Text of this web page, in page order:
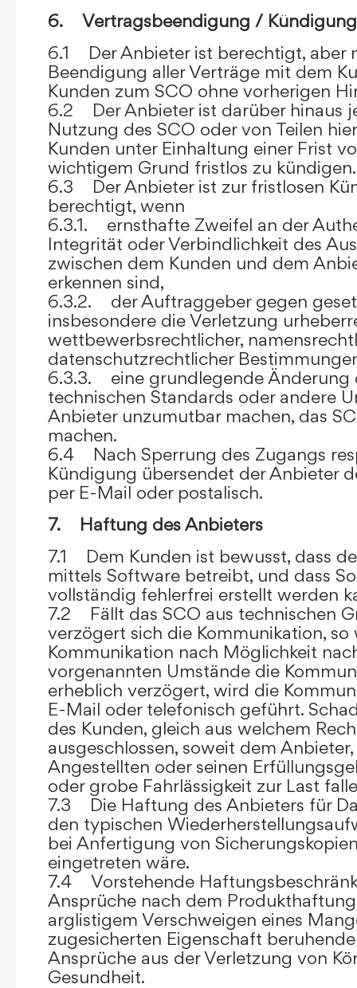
6. Vertragsbeendigung / Kündigung
6.1 Der Anbieter ist berechtigt, aber
Beendigung aller Verträge mit dem
Kunden zum SCO ohne vorherigen
6.2 Der Anbieter ist darüber hinaus
Nutzung des SCO oder von Teilen
Kunden unter Einhaltung einer Frist
wichtigem Grund fristlos zu kündigen.
6.3 Der Anbieter ist zur fristlosen
berechtigt, wenn
6.3.1. ernsthafte Zweifel an der
Integrität oder Verbindlichkeit des
zwischen dem Kunden und dem
erkennen sind,
6.3.2. der Auftraggeber gegen
insbesondere die Verletzung
wettbewerbsrechtlicher,
datenschutzrechtlicher
6.3.3. eine grundlegende Änderung
technischen Standards oder andere
Anbieter unzumutbar machen, das
machen.
6.4 Nach Sperrung des Zugangs
Kündigung übersendet der Anbieter
per E-Mail oder postalisch.
7. Haftung des Anbieters
7.1 Dem Kunden ist bewusst, dass
mittels Software betreibt, und dass
vollständig fehlerfrei erstellt werden
7.2 Fällt das SCO aus technischen
verzögert sich die Kommunikation, so
Kommunikation nach Möglichkeit
vorgenannten Umstände die
erheblich verzögert, wird die
E-Mail oder telefonisch geführt.
des Kunden, gleich aus welchem
ausgeschlossen, soweit dem
Angestellten oder seinen
oder grobe Fahrlässigkeit zur Last
7.3 Die Haftung des Anbieters für
den typischen
bei Anfertigung von
eingetreten wäre.
7.4 Vorstehende
Ansprüche nach dem
arglistigem Verschweigen eines
zugesicherten Eigenschaft
Ansprüche aus der Verletzung von
Gesundheit.